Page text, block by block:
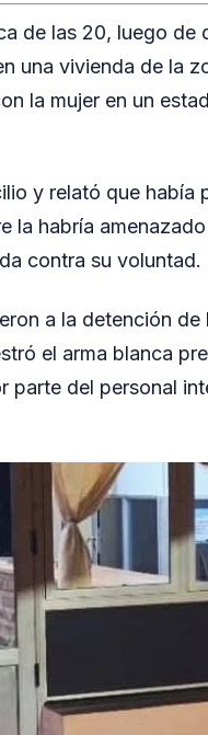
de las 20, luego de
una vivienda de la
la mujer en un
y relató que había
la habría
contra su voluntad.
a la detención de
el arma blanca
parte del personal